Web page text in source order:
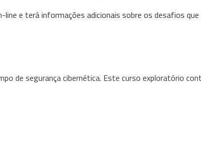
line e terá informações adicionais sobre os desafios
de segurança cibernética. Este curso exploratório